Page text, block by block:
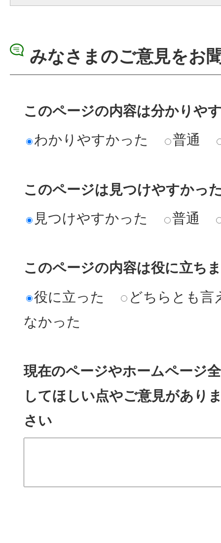
みなさまのご意見をお
このページの内容は分かりや
わかりやすかった
普通
このページは見つけやすかっ
見つけやすかった
普通
このページの内容は役に立ち
役に立った
どちらとも言
なかった
現在のページやホームページ
してほしい点やご意見があり
さい